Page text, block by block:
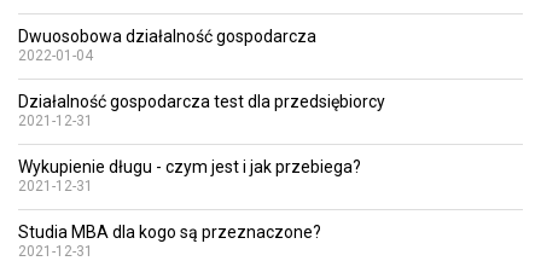
Dwuosobowa działalność gospodarcza
2022-01-04
Działalność gospodarcza test dla przedsiębiorcy
2021-12-31
Wykupienie długu - czym jest i jak przebiega?
2021-12-31
Studia MBA dla kogo są przeznaczone?
2021-12-31